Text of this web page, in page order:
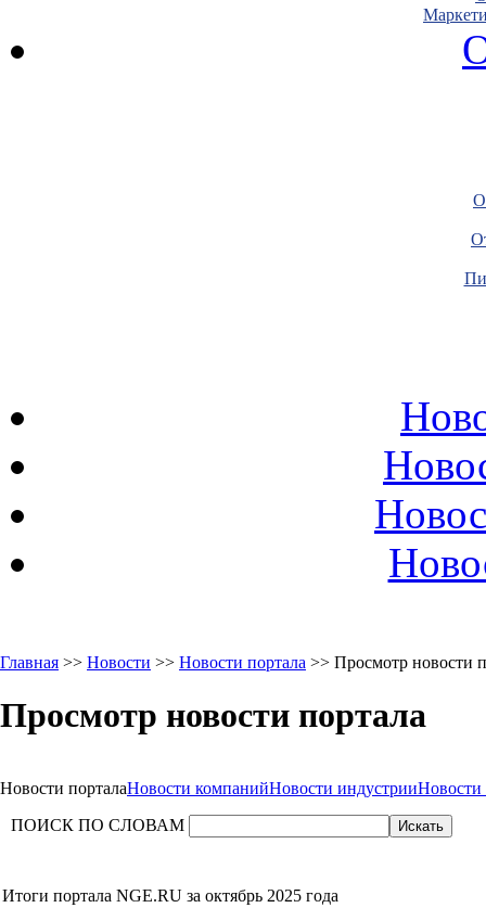
Главная >> Новости >> Новости портала >> Просмотр новости
Просмотр новости портала
Новости порталаНовости компанийНовости индустрииНовости
ПОИСК ПО СЛОВАМ
Итоги портала NGE.RU за октябрь 2025 года